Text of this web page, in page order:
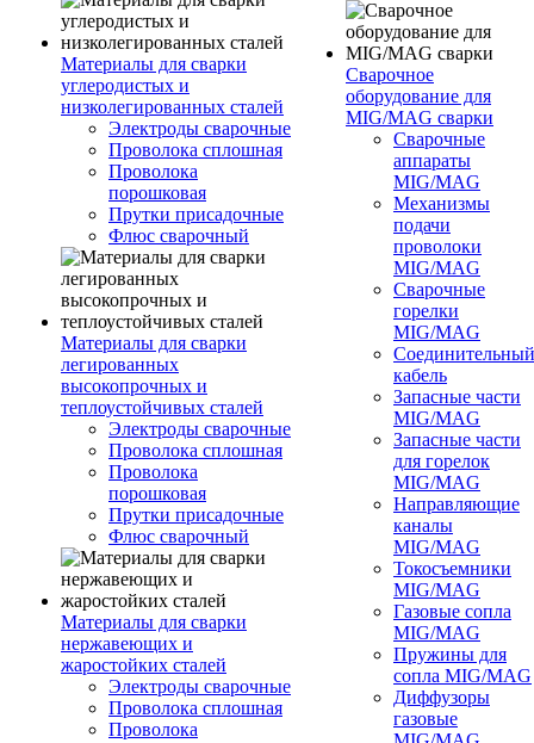
Материалы для сварки
углеродистых и
низколегированных сталей
Электроды сварочные
Проволока сплошная
Проволока
порошковая
Прутки присадочные
Флюс сварочный
Материалы для сварки
легированных
высокопрочных и
теплоустойчивых сталей
Электроды сварочные
Проволока сплошная
Проволока
порошковая
Прутки присадочные
Флюс сварочный
Материалы для сварки
нержавеющих и
жаростойких сталей
Электроды сварочные
Проволока сплошная
Проволока
Сварочное
оборудование для
MIG/MAG сварки
Сварочные
аппараты
MIG/MAG
Механизмы
подачи
проволоки
MIG/MAG
Сварочные
горелки
MIG/MAG
Соединительный
кабель
Запасные части
MIG/MAG
Запасные части
для горелок
MIG/MAG
Направляющие
каналы
MIG/MAG
Токосъемники
MIG/MAG
Газовые сопла
MIG/MAG
Пружины для
сопла MIG/MAG
Диффузоры
газовые